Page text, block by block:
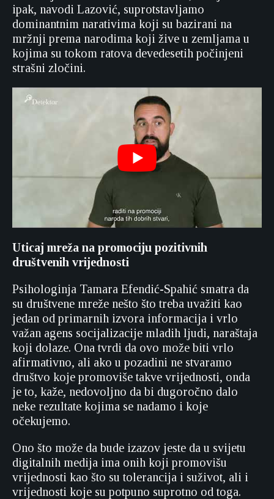
ipak, navodi Lazović, suprotstavljamo
dominantnim narativima koji su bazirani na
mržnji prema narodima koji žive u zemljama u
kojima su tokom ratova devedesetih počinjeni
strašni zločini.
Uticaj mreža na promociju pozitivnih
društvenih vrijednosti
Psihologinja Tamara Efendić-Spahić smatra da
su društvene mreže nešto što treba uvažiti kao
jedan od primarnih izvora informacija i vrlo
važan agens socijalizacije mladih ljudi, naraštaja
koji dolaze. Ona tvrdi da ovo može biti vrlo
afirmativno, ali ako u pozadini ne stvaramo
društvo koje promoviše takve vrijednosti, onda
je to, kaže, nedovoljno da bi dugoročno dalo
neke rezultate kojima se nadamo i koje
očekujemo.
Ono što može da bude izazov jeste da u svijetu
digitalnih medija ima onih koji promovišu
vrijednosti kao što su tolerancija i suživot, ali i
vrijednosti koje su potpuno suprotno od toga.